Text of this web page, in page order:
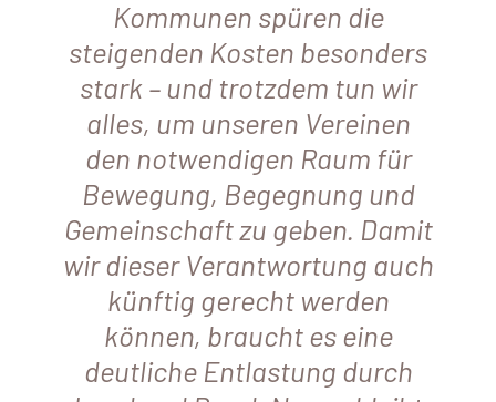
Kommunen spüren die
steigenden Kosten besonders
stark – und trotzdem tun wir
alles, um unseren Vereinen
den notwendigen Raum für
Bewegung, Begegnung und
Gemeinschaft zu geben. Damit
wir dieser Verantwortung auch
künftig gerecht werden
können, braucht es eine
deutliche Entlastung durch